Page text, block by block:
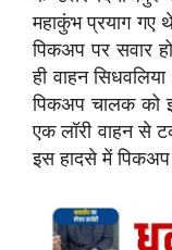
महाकुंभ प्रयाग गए
पिकअप पर सवार
ही वाहन
पिकअप चालक को
एक लॉरी वाहन से
इस हादसे में पिकअप